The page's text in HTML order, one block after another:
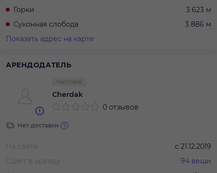
Горки
3 623 м
Суконная слобода
3 886 м
Показать адрес на карте
АРЕНДОДАТЕЛЬ
Cherdak
0 отзывов
Нет доставки
На сайте с 21.12.2019
Сдает в аренду
94 вещи